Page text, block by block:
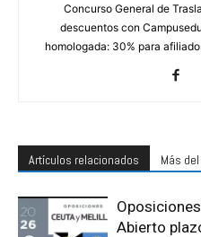
Concurso General de
descuentos con
homologada: 30% para
Artículos relacionados Más
Abierto